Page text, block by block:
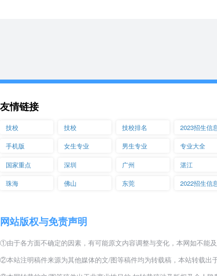
友情链接
技校 技校 技校排名 2023招生信
手机版 女生专业 男生专业 专业大全
国家重点 深圳 广州 湛江
珠海 佛山 东莞 2022招生信
网站版权与免责声明
①由于各方面不确定的因素，有可能原文内容调整与变化，本网如不能
②本站注明稿件来源为其他媒体的文/图等稿件均为转载稿，本站转载